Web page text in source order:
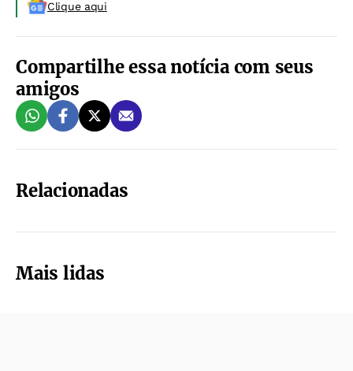
Clique aqui
Compartilhe essa notícia com seus
amigos
Relacionadas
Mais lidas